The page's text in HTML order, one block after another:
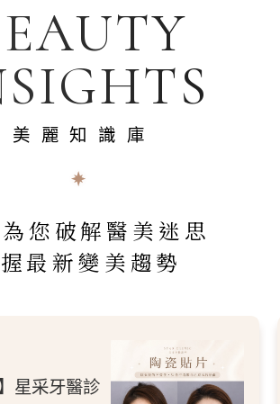
美麗知識庫
您破解醫美迷思
最新變美趨勢
星采牙醫診